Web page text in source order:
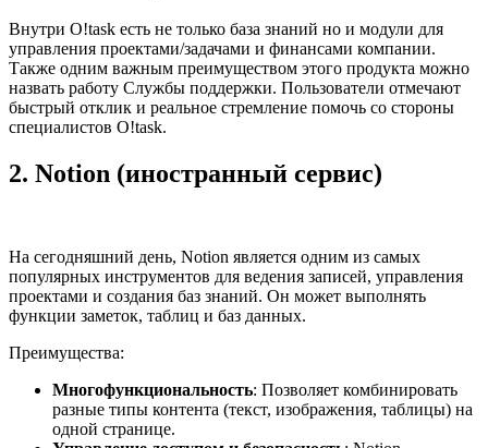
Внутри O!task есть не только база знаний но и модули для
управления проектами/задачами и финансами компании.
Также одним важным преимуществом этого продукта можно
назвать работу Службы поддержки. Пользователи отмечают
быстрый отклик и реальное стремление помочь со стороны
специалистов O!task.
2. Notion (иностранный сервис)
На сегодняшний день, Notion является одним из самых
популярных инструментов для ведения записей, управления
проектами и создания баз знаний. Он может выполнять
функции заметок, таблиц и баз данных.
Преимущества:
Многофункциональность: Позволяет комбинировать
разные типы контента (текст, изображения, таблицы) на
одной странице.